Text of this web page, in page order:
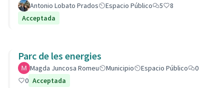
Antonio Lobato Prados Espacio Público 5
8
Acceptada
Parc de les energies
Magda Juncosa Romeu Municipio Espacio Público
0
0 Acceptada